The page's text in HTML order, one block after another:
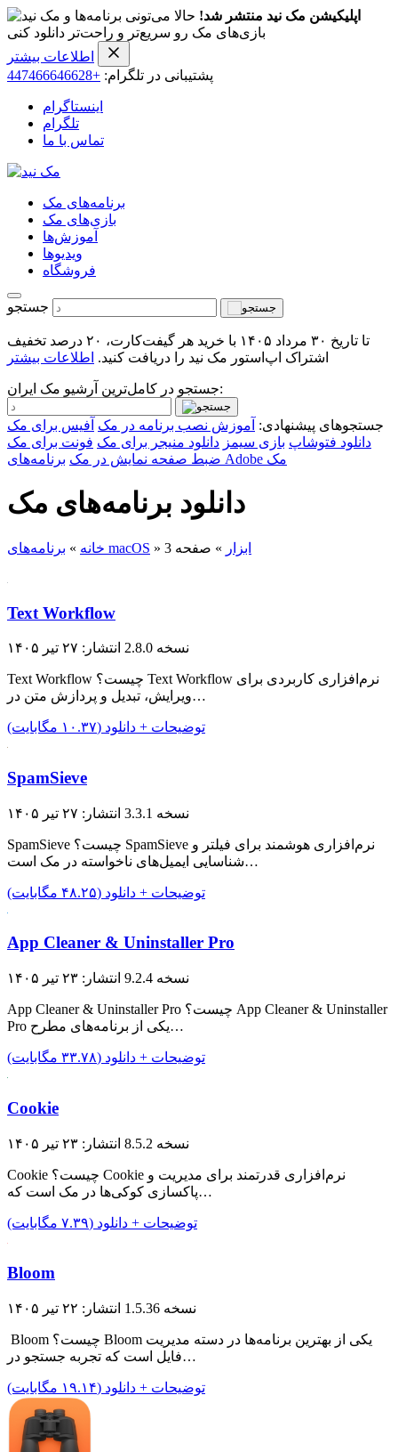
اپلیکیشن مک نید منتشر شد! حالا می‌تونی برنامه‌ها و
بازی‌های مک رو سریع‌تر و راحت‌تر دانلود کنی
اطلاعات بیشتر
پشتیبانی در تلگرام: +447466646628
اینستاگرام
تلگرام
تماس با ما
برنامه‌های مک
بازی‌های مک
آموزش‌ها
ویدیو‌ها
فروشگاه
جستجو
تا تاریخ ۳۰ مرداد ۱۴۰۵ با خرید هر گیفت‌کارت، ۲۰ درصد تخفیف
اشتراک اپ‌استور مک نید را دریافت کنید. اطلاعات بیشتر
جستجو در کامل‌ترین آرشیو مک ایران:
جستجوهای پیشنهادی: آموزش نصب برنامه در مک آفیس برای مک
دانلود فتوشاپ بازی سیمز دانلود منیجر برای مک فونت برای مک
ضبط صفحه نمایش در مک
برنامه‌های Adobe مک
دانلود برنامه‌های مک
خانه » برنامه‌های macOS » ابزار » صفحه 3
Text Workflow
نسخه 2.8.0 انتشار: ۲۷ تیر ۱۴۰۵
Text Workflow چیست؟ Text Workflow نرم‌افزاری کاربردی برای
ویرایش، تبدیل و پردازش متن در…
توضیحات + دانلود (۱۰.۳۷ مگابایت)
SpamSieve
نسخه 3.3.1 انتشار: ۲۷ تیر ۱۴۰۵
SpamSieve چیست؟ SpamSieve نرم‌افزاری هوشمند برای فیلتر و
شناسایی ایمیل‌های ناخواسته در مک است…
توضیحات + دانلود (۴۸.۲۵ مگابایت)
App Cleaner & Uninstaller Pro
نسخه 9.2.4 انتشار: ۲۳ تیر ۱۴۰۵
App Cleaner & Uninstaller Pro چیست؟ App Cleaner & Uninstaller
Pro یکی از برنامه‌های مطرح…
توضیحات + دانلود (۳۳.۷۸ مگابایت)
Cookie
نسخه 8.5.2 انتشار: ۲۳ تیر ۱۴۰۵
Cookie چیست؟ Cookie نرم‌افزاری قدرتمند برای مدیریت و
پاکسازی کوکی‌ها در مک است که…
توضیحات + دانلود (۷.۳۹ مگابایت)
Bloom
نسخه 1.5.36 انتشار: ۲۲ تیر ۱۴۰۵
Bloom چیست؟ Bloom یکی از بهترین برنامه‌ها در دسته مدیریت
فایل است که تجربه جستجو در…
توضیحات + دانلود (۱۹.۱۴ مگابایت)